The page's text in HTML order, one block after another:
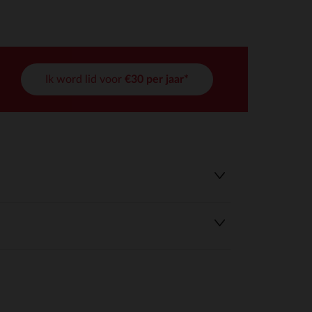
Ik word lid voor €30 per jaar*